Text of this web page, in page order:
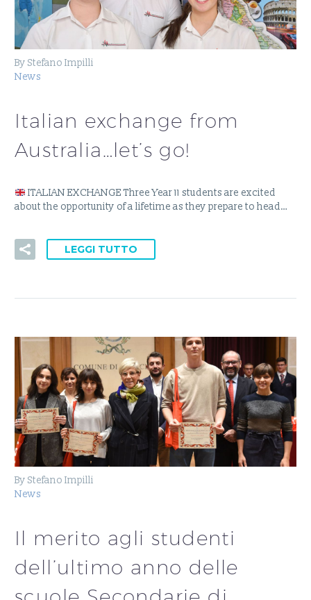
By Stefano Impilli
News
Italian exchange from
Australia…let’s go!
ITALIAN EXCHANGE Three Year 11 students are excited
about the opportunity of a lifetime as they prepare to head…
LEGGI TUTTO
By Stefano Impilli
News
Il merito agli studenti
dell’ultimo anno delle